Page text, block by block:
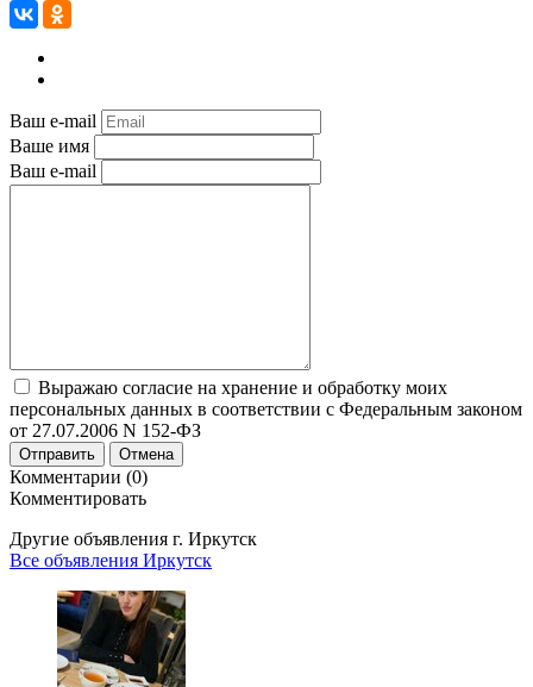
Ваш e-mail
Ваше имя
Ваш e-mail
Выражаю согласие на хранение и обработку моих
персональных данных в соответствии с Федеральным законом
от 27.07.2006 N 152-ФЗ
Отправить Отмена
Комментарии (0)
Комментировать
Другие объявления г. Иркутск
Все объявления Иркутск